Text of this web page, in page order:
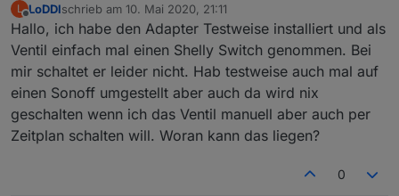
L
Offline
LoDDlschrieb am 10. Mai 2020, 21:11
zuletzt editiert von
Hallo, ich habe den Adapter Testweise installiert und als
Ventil einfach mal einen Shelly Switch genommen. Bei
mir schaltet er leider nicht. Hab testweise auch mal auf
einen Sonoff umgestellt aber auch da wird nix
geschalten wenn ich das Ventil manuell aber auch per
Zeitplan schalten will. Woran kann das liegen?
0